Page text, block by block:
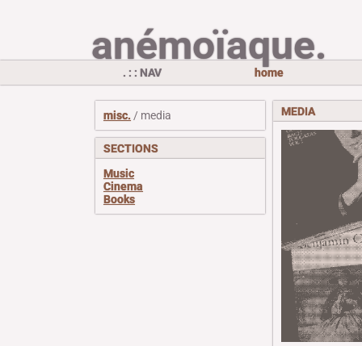
anémoïaque.
. : : NAV home
misc. / media
SECTIONS
Music
Cinema
Books
MEDIA